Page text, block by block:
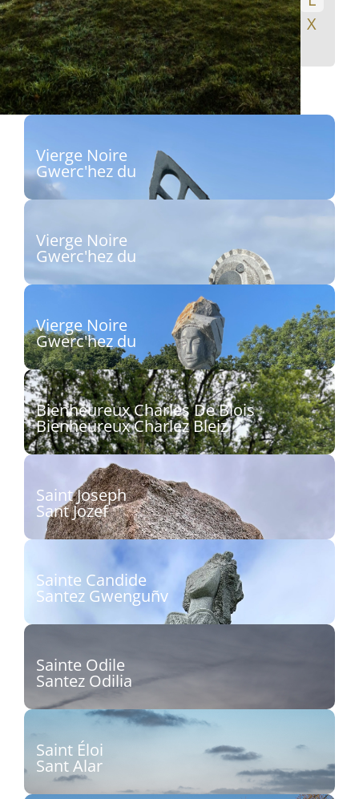
M N O P Q R S T U V W X
Y
Z
Vierge Noire
Gwerc'hez du
Sculpteur : Jean-Philippe Drévillon
Vierge Noire
Gwerc'hez du
Sculpteur : Stéphane Rouget
Découvrir
Vierge Noire
Gwerc'hez du
Sculpteur : Julien Poulmarc’h
Découvrir
Bienheureux Charles De Blois
Bienheureux Charlez Bleiz
Sculpteur : Seenu Shanmugam
Saint Joseph
Sant Jozef
Sculpteur : Gabrielle Shanmugam
Sainte Candide
Santez Gwenguñv
Sculpteur : Margot Lasalle
Sainte Odile
Santez Odilia
Sculpteur : Christophe Antoine, dit Kito
Saint Éloi
Sant Alar
Sculpteur : Jean-Philippe Drévillon